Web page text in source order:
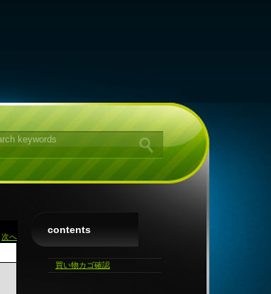
次へ
contents
買い物カゴ確認